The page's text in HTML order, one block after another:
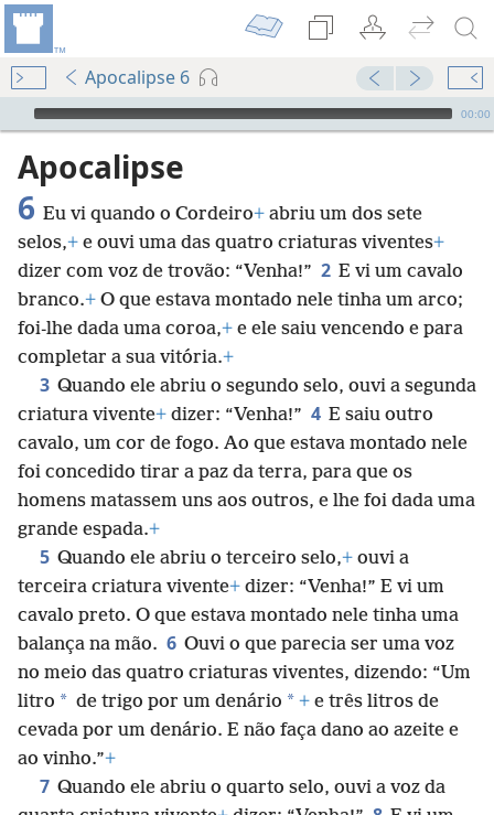
Apocalipse 6
Audio Player
00:00
Apocalipse
6 Eu vi quando o Cordeiro+ abriu um dos sete
selos,+ e ouvi uma das quatro criaturas viventes+
dizer com voz de trovão: “Venha!” 2 E vi um cavalo
branco.+ O que estava montado nele tinha um arco;
foi-lhe dada uma coroa,+ e ele saiu vencendo e para
completar a sua vitória.+
3 Quando ele abriu o segundo selo, ouvi a segunda
criatura vivente+ dizer: “Venha!” 4 E saiu outro
cavalo, um cor de fogo. Ao que estava montado nele
foi concedido tirar a paz da terra, para que os
homens matassem uns aos outros, e lhe foi dada uma
grande espada.+
5 Quando ele abriu o terceiro selo,+ ouvi a
terceira criatura vivente+ dizer: “Venha!” E vi um
cavalo preto. O que estava montado nele tinha uma
balança na mão. 6 Ouvi o que parecia ser uma voz
no meio das quatro criaturas viventes, dizendo: “Um
litro * de trigo por um denário * + e três litros de
cevada por um denário. E não faça dano ao azeite e
ao vinho.”+
7 Quando ele abriu o quarto selo, ouvi a voz da